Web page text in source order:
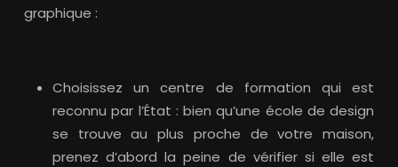
graphique :
Choisissez un centre de formation qui est
reconnu par l’État : bien qu’une école de design
se trouve au plus proche de votre maison,
prenez d’abord la peine de vérifier si elle est